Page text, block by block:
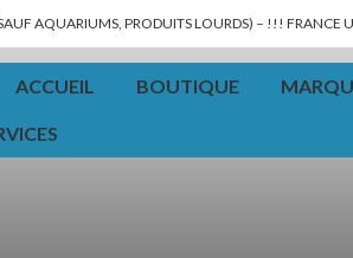
AQUARIUMS, PRODUITS LOURDS) – !!!
ACCUEIL BOUTIQUE